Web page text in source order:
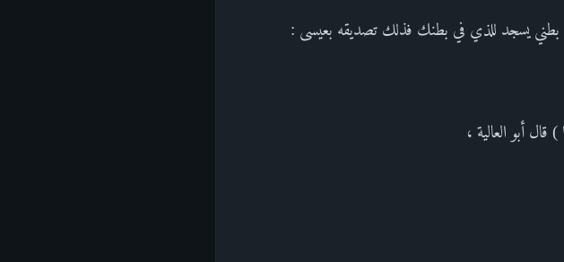
بطني يسجد للذي في بطنك فذلك تصديقه بعيسى :
أبو العالية ،